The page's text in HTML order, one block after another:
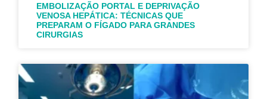
EMBOLIZAÇÃO PORTAL E DEPRIVAÇÃO
VENOSA HEPÁTICA: TÉCNICAS QUE
PREPARAM O FÍGADO PARA GRANDES
CIRURGIAS